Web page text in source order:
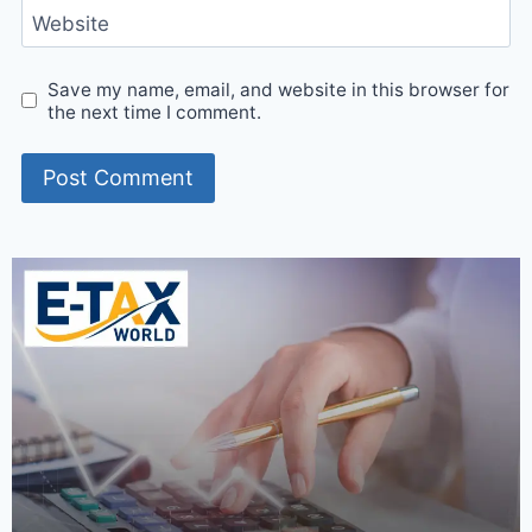
Website
Save my name, email, and website in this browser for
the next time I comment.